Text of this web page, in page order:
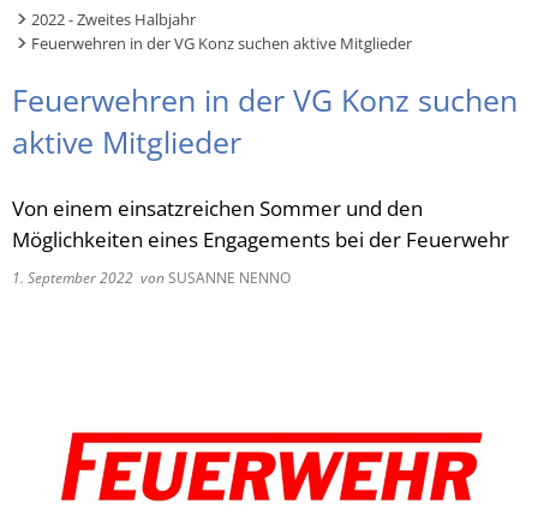
RU
2022 - Zweites Halbjahr
Feuerwehren in der VG Konz suchen aktive Mitglieder
Feuerwehren in der VG Konz suchen
aktive Mitglieder
Von einem einsatzreichen Sommer und den
Möglichkeiten eines Engagements bei der Feuerwehr
1. September 2022 vonSUSANNE NENNO